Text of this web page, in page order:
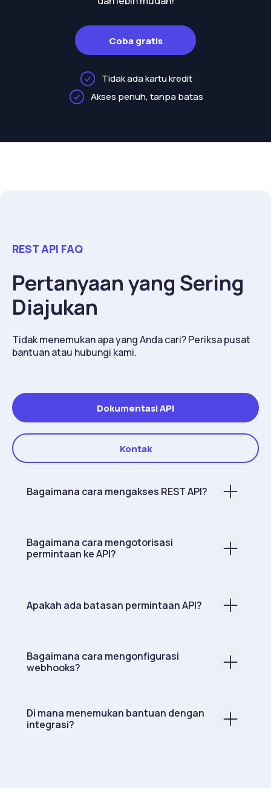
Coba gratis
Tidak ada kartu kredit
Akses penuh, tanpa batas
REST API FAQ
Pertanyaan yang Sering
Diajukan
Tidak menemukan apa yang Anda cari? Periksa pusat
bantuan atau hubungi kami.
Dokumentasi API
Kontak
Bagaimana cara mengakses REST API?
Bagaimana cara mengotorisasi
permintaan ke API?
Apakah ada batasan permintaan API?
Bagaimana cara mengonfigurasi
webhooks?
Di mana menemukan bantuan dengan
integrasi?